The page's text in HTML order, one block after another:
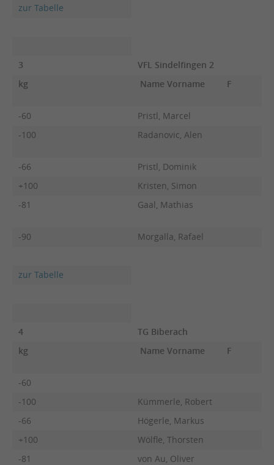
zur Tabelle
3
VFL Sindelfingen 2
kg
Name Vorname F
-60
Pristl, Marcel
-100
Radanovic, Alen
-66
Pristl, Dominik
+100
Kristen, Simon
-81
Gaal, Mathias
-90 Morgalla, Rafael
zur Tabelle
4
TG Biberach
kg
Name Vorname F
-60
-100
Kümmerle, Robert
-66
Högerle, Markus
+100
Wölfle, Thorsten
-81
von Au, Oliver